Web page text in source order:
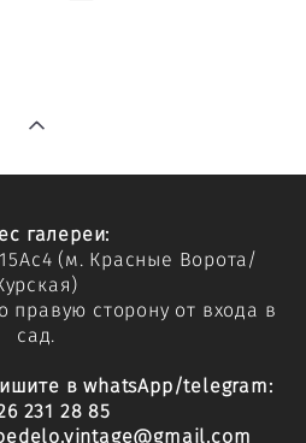
галереи:
(м. Красные Ворота/
правую сторону от входа в
сад.
в whatsApp/telegram:
231 28 85